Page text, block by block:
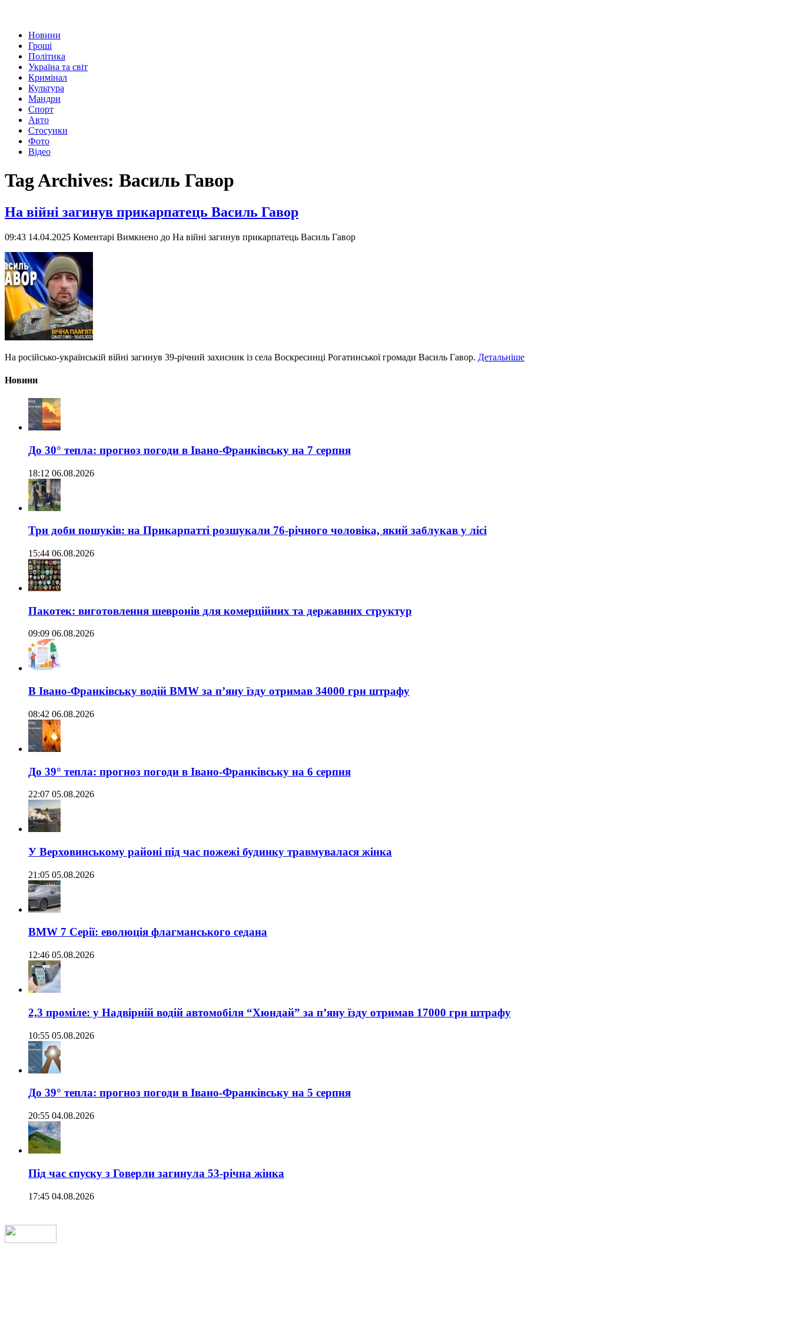
Новини
Гроші
Політика
Україна та світ
Кримінал
Культура
Мандри
Спорт
Авто
Стосунки
Фото
Відео
Tag Archives: Василь Гавор
На війні загинув прикарпатець Василь Гавор
09:43 14.04.2025 Коментарі Вимкнено до На війні загинув прикарпатець Василь Гавор
На російсько-українській війні загинув 39-річний захисник із села Воскресинці Рогатинської громади Василь Гавор. Детальніше
Новини
До 30° тепла: прогноз погоди в Івано-Франківську на 7 серпня
18:12 06.08.2026
Три доби пошуків: на Прикарпатті розшукали 76-річного чоловіка, який заблукав у лісі
15:44 06.08.2026
Пакотек: виготовлення шевронів для комерційних та державних структур
09:09 06.08.2026
В Івано-Франківську водій BMW за п’яну їзду отримав 34000 грн штрафу
08:42 06.08.2026
До 39° тепла: прогноз погоди в Івано-Франківську на 6 серпня
22:07 05.08.2026
У Верховинському районі під час пожежі будинку травмувалася жінка
21:05 05.08.2026
BMW 7 Серії: еволюція флагманського седана
12:46 05.08.2026
2,3 проміле: у Надвірній водій автомобіля “Хюндай” за п’яну їзду отримав 17000 грн штрафу
10:55 05.08.2026
До 39° тепла: прогноз погоди в Івано-Франківську на 5 серпня
20:55 04.08.2026
Під час спуску з Говерли загинула 53-річна жінка
17:45 04.08.2026